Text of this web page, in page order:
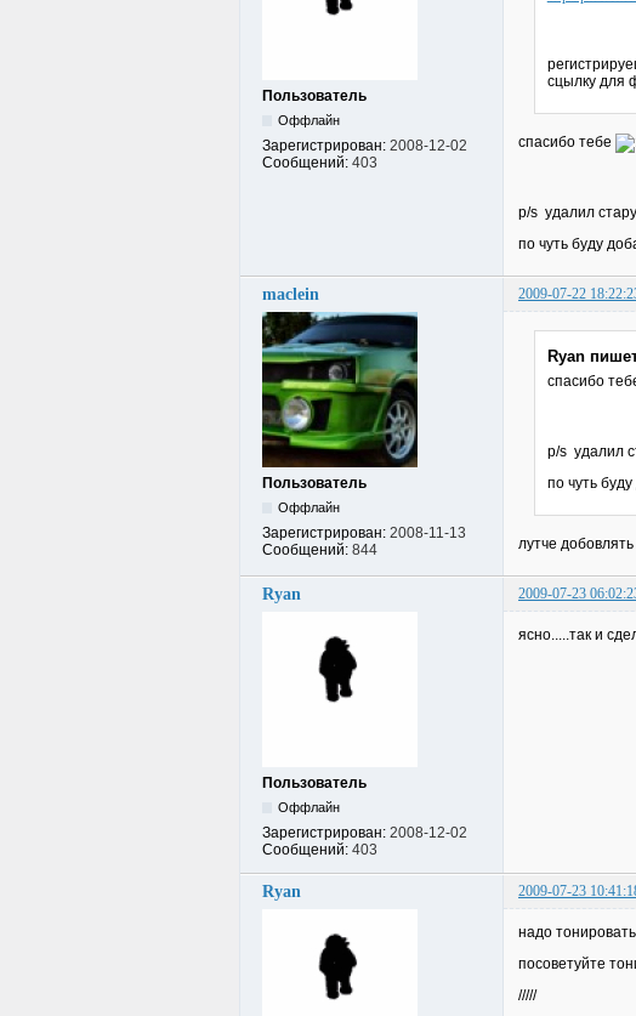
Пользователь
Оффлайн
Зарегистрирован: 2008-12-02
Сообщений: 403
сцылку для
спасибо тебе
p/s удалил
по чуть буду
maclein 2009-07-22
Пользователь
Оффлайн
Зарегистрирован: 2008-11-13
Сообщений: 844
Ryan
спасибо
p/s удалил
по чуть
лутче
Ryan 2009-07-23
Пользователь
Оффлайн
Зарегистрирован: 2008-12-02
Сообщений: 403
ясно.....так и
Ryan 2009-07-23
надо
посоветуйте
/////